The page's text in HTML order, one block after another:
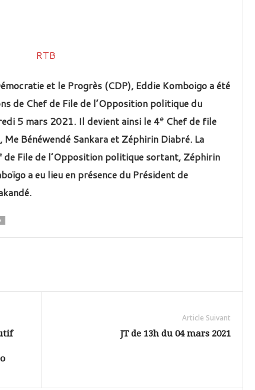
et le Progrès (CDP), Eddie Komboigo a été
de Chef de File de l’Opposition politique du
5 mars 2021. Il devient ainsi le 4eChef de file
Bénéwendé Sankara et Zéphirin Diabré. La
de File de l’Opposition politique sortant, Zéphirin
a eu lieu en présence du Président de
Article Suivant
JT de 13h du 04 mars 2021